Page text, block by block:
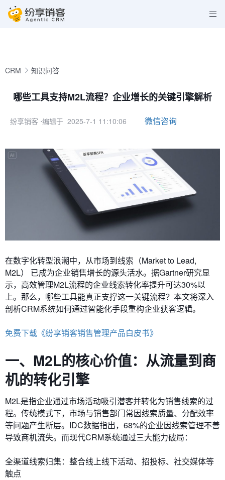
CRM 知识问答
哪些工具支持M2L流程？企业增长的关键引擎解析
纷享销客 ⋅编辑于 2025-7-1 11:10:06 微信咨询
在数字化转型浪潮中，​​从市场到线索（Market to Lead,
M2L）​​ 已成为企业销售增长的源头活水。据Gartner研究显
示，高效管理M2L流程的企业线索转化率提升可达30%以
上。那么，哪些工具能真正支撑这一关键流程？本文将深入
剖析CRM系统如何通过智能化手段重构企业获客逻辑。
免费下载《纷享销客销售管理产品白皮书》
一、M2L的核心价值：从流量到商
机的转化引擎
M2L是指企业通过市场活动吸引潜客并转化为销售线索的过
程。传统模式下，市场与销售部门常因线索质量、分配效率
等问题产生断层。IDC数据指出，68%的企业因线索管理不善
导致商机流失。而现代CRM系统通过三大能力破局：
​​全渠道线索归集​​：整合线上线下活动、招投标、社交媒体等
触点